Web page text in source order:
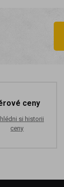
ceny
si historii
ceny